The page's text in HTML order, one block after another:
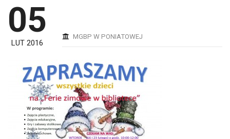
05
LUT 2016
MGBP W PONIATOWEJ